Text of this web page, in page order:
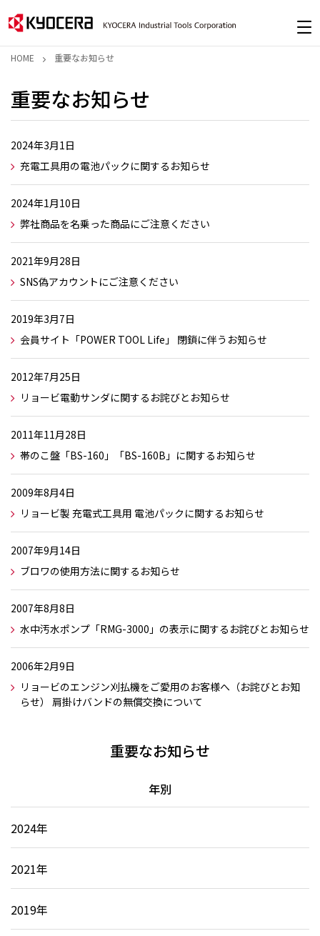
HOME 重要なお知らせ
重要なお知らせ
2024年3月1日
充電工具用の電池パックに関するお知らせ
2024年1月10日
弊社商品を名乗った商品にご注意ください
2021年9月28日
SNS偽アカウントにご注意ください
2019年3月7日
会員サイト「POWER TOOL Life」 閉鎖に伴うお知らせ
2012年7月25日
リョービ電動サンダに関するお詫びとお知らせ
2011年11月28日
帯のこ盤「BS-160」「BS-160B」に関するお知らせ
2009年8月4日
リョービ製 充電式工具用 電池パックに関するお知らせ
2007年9月14日
ブロワの使用方法に関するお知らせ
2007年8月8日
水中汚水ポンプ「RMG-3000」の表示に関するお詫びとお知らせ
2006年2月9日
リョービのエンジン刈払機をご愛用のお客様へ（お詫びとお知
らせ） 肩掛けバンドの無償交換について
重要なお知らせ
年別
2024年
2021年
2019年